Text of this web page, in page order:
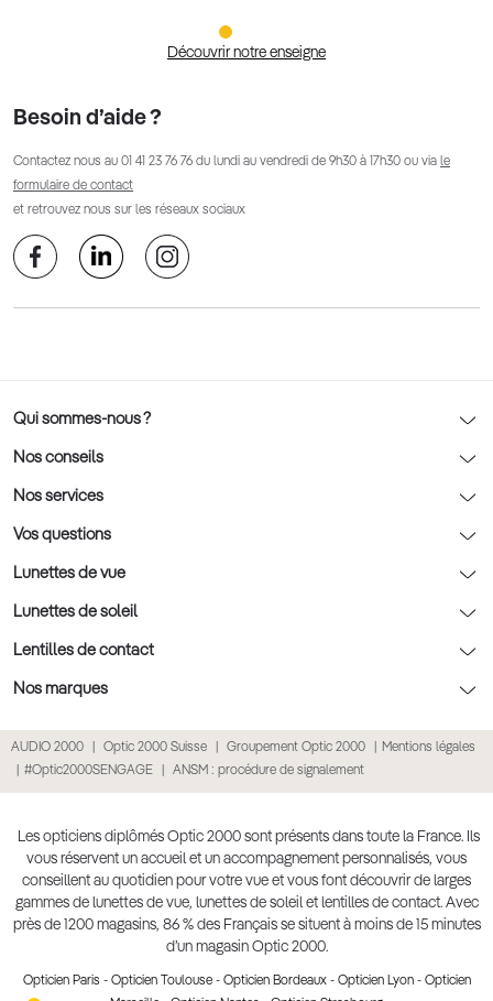
Découvrir notre enseigne
Besoin d’aide ?
Contactez nous au 01 41 23 76 76 du lundi au vendredi de 9h30 à 17h30 ou via le
formulaire de contact
et retrouvez nous sur les réseaux sociaux
Qui sommes-nous ?
Notre charte déontologique
AFNOR Certification
Rendez-vous prévision
Nos conseils
Nos conseils lunettes
Nos conseils lentilles
Nos conseils enfants
Nos conseils santé visuelle
Tout savoir sur nos verres
Nos services
Optic 2000 à domicile
Le contrôle de la vue chez votre opticien
L'entretien de votre équipement
La prise de rendez-vous en ligne
Point expert basse vision
Click & collect : Livraison gratuite en magasin
Vos questions
Politique cookies
Conditions générales de vente
Politique de confidentialité des données
Retours et remboursements
Lunettes de vue
Lunettes de vue
Lunettes de vue homme
Lunettes de vue femme
Lunettes de vue Gucci
Lunettes de vue Chloé
Lunettes de vue Burberry
Lunettes de vue à partir de 30€
Lunettes de soleil
Lunettes de soleil
Lunettes de soleil homme
Lunettes de soleil enfant
Lunettes de soleil pas chères
Lunettes de soleil Ray-Ban
Lunettes de soleil Prada
Lunettes de soleil Gucci
Lentilles de contact
Lentilles de contact
Lentilles de couleur
Lentille de nuit
Lentilles mensuelles ou bimensuelles
Nos marques
Lunettes Prada
Lunettes Guess
Lunettes Chloé
Lunettes Versace
AUDIO 2000 Optic 2000 Suisse Groupement Optic 2000
Mentions légales
#Optic2000SENGAGE
ANSM : procédure de signalement
Les opticiens diplômés Optic 2000 sont présents dans toute la France. Ils
vous réservent un accueil et un accompagnement personnalisés, vous
conseillent au quotidien pour votre vue et vous font découvrir de larges
gammes de lunettes de vue, lunettes de soleil et lentilles de contact. Avec
près de 1200 magasins, 86 % des Français se situent à moins de 15 minutes
d’un magasin Optic 2000.
Opticien Paris - Opticien Toulouse- Opticien Bordeaux- Opticien Lyon- Opticien